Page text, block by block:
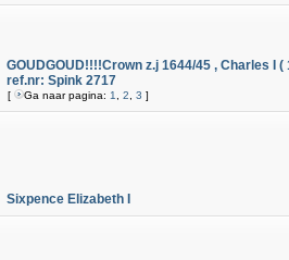
GOUDGOUD!!!!Crown z.j 1644/45 , Charles I (
ref.nr: Spink 2717
[ Ga naar pagina: 1 2 3 ]
Sixpence Elizabeth I